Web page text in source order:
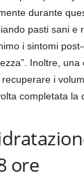
durante
pasti sani e
i sintomi
Inoltre,
i
completata la
ore